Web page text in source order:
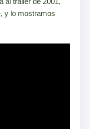
y lo mostramos